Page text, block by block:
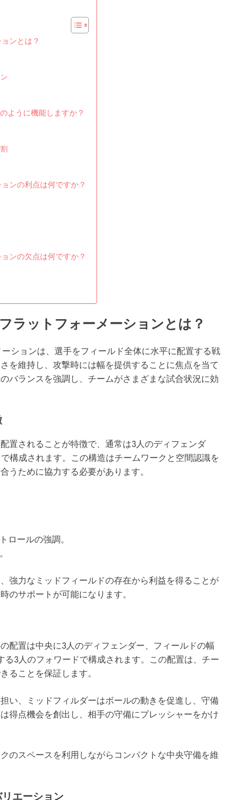
ンとは？
ように機能しますか？
ンの利点は何ですか？
ンの欠点は何ですか？
ラットフォーメーションとは？
ションは、選手をフィールド全体に水平に配置する戦
を維持し、攻撃時には幅を提供することに焦点を当て
バランスを強調し、チームがさまざまな試合状況に効
置されることが特徴で、通常は3人のディフェンダ
構成されます。この構造はチームワークと空間認識を
うために協力する必要があります。
ロールの強調。
強力なミッドフィールドの存在から利益を得ることが
のサポートが可能になります。
配置は中央に3人のディフェンダー、フィールドの幅
3人のフォワードで構成されます。この配置は、チー
ることを保証します。
い、ミッドフィルダーはボールの動きを促進し、守備
得点機会を創出し、相手の守備にプレッシャーをかけ
のスペースを利用しながらコンパクトな中央守備を維
エーション